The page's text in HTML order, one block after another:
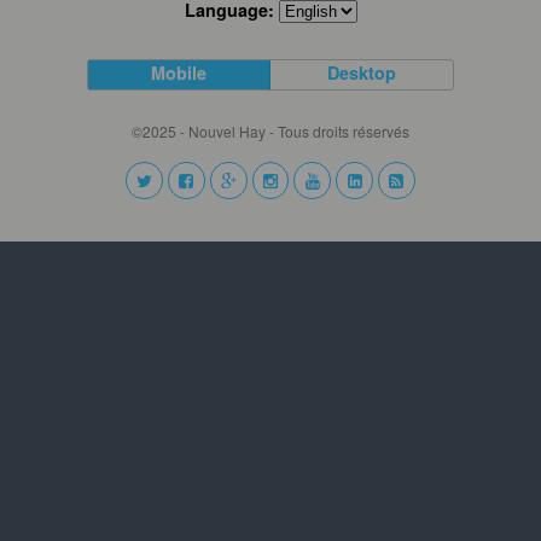
Language:
Mobile Desktop
©2025 - Nouvel Hay - Tous droits réservés